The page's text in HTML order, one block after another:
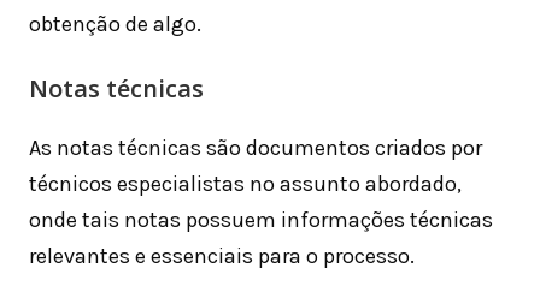
obtenção de algo.
Notas técnicas
As notas técnicas são documentos criados por
técnicos especialistas no assunto abordado,
onde tais notas possuem informações técnicas
relevantes e essenciais para o processo.